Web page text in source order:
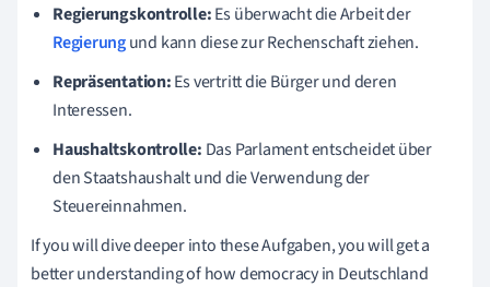
Regierungskontrolle:Es überwacht die Arbeit der
Regierungund kann diese zur Rechenschaft ziehen.
Repräsentation:Es vertritt die Bürger und deren
Interessen.
Haushaltskontrolle: Das Parlament entscheidet über
den Staatshaushalt und die Verwendung der
Steuereinnahmen.
If you will dive deeper into these Aufgaben, you will get a
better understanding of how democracy in Deutschland